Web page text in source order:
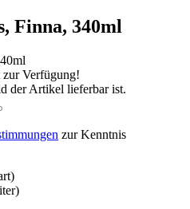
Finna, 340ml
Verfügung!
der Artikel lieferbar ist.
zur Kenntnis